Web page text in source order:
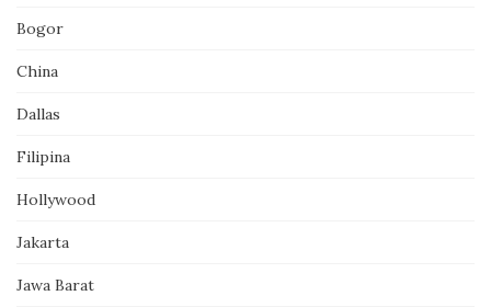
Bogor
China
Dallas
Filipina
Hollywood
Jakarta
Jawa Barat